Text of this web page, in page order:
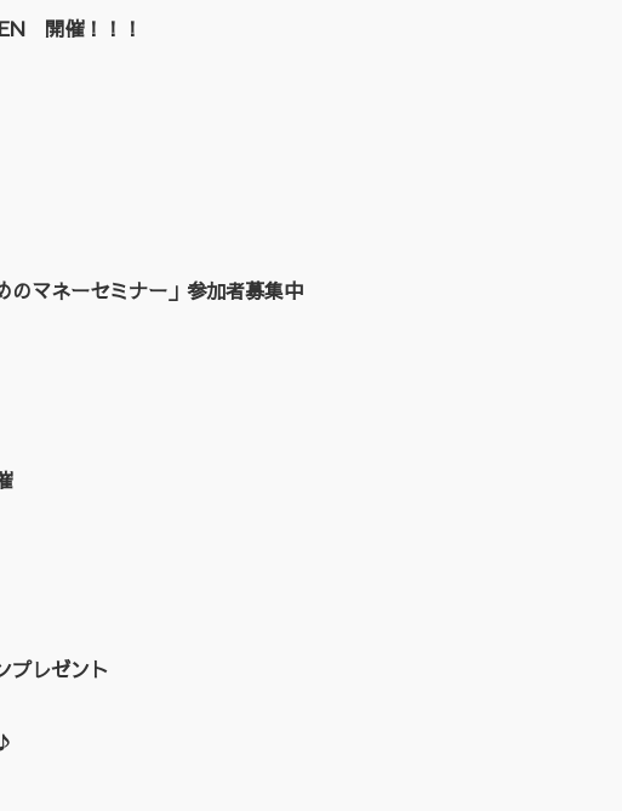
開催！！！
マネーセミナー」参加者募集中
プレゼント